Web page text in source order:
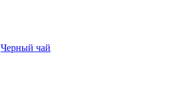
Черный чай